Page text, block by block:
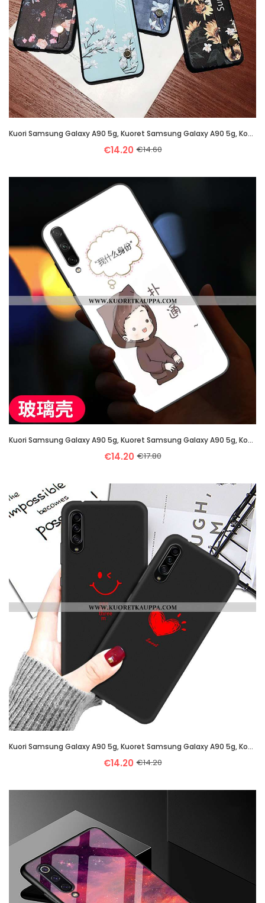
Kuori Samsung Galaxy A90 5g, Kuoret Samsung Galaxy A90 5g, Kotelo Samsung Galaxy A90 5g Luova Suunta
€14.20 €14.60
Kuori Samsung Galaxy A90 5g, Kuoret Samsung Galaxy A90 5g, Kotelo Samsung Galaxy A90 5g Luova Pehmeä
€14.20 €17.80
Kuori Samsung Galaxy A90 5g, Kuoret Samsung Galaxy A90 5g, Kotelo Samsung Galaxy A90 5g Suojaus Sarj
€14.20 €14.20